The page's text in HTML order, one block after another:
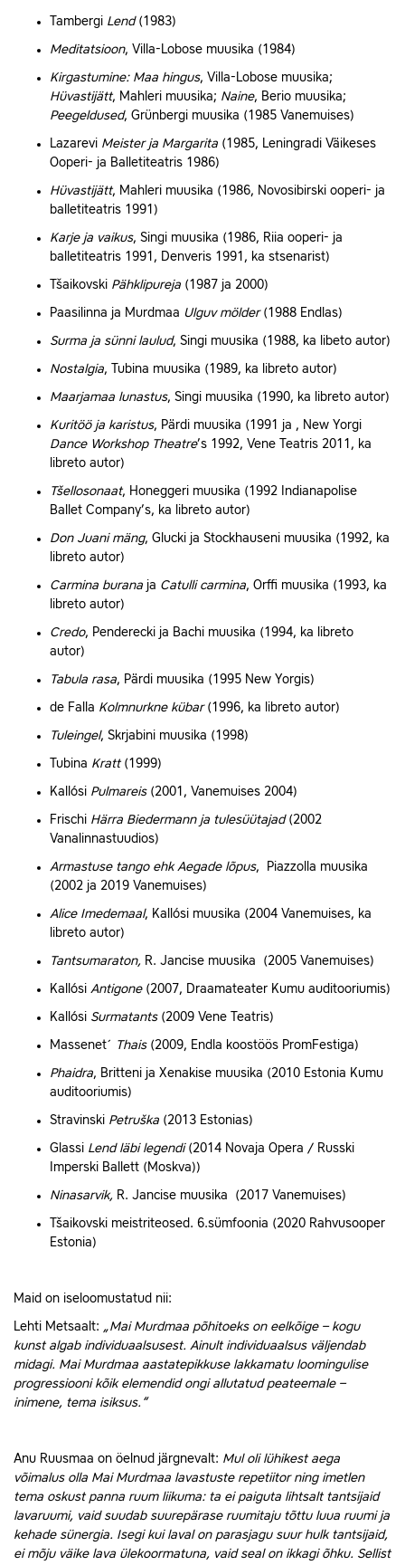
Tambergi Lend(1983)
Meditatsioon, Villa‑Lobose muusika (1984)
Kirgastumine: Maa hingus, Villa‑Lobose muusika;
Hüvastijätt, Mahleri muusika; Naine, Berio muusika;
Peegeldused, Grünbergi muusika (1985 Vanemuises)
Lazarevi Meister ja Margarita (1985, Leningradi Väikeses
Ooperi‑ ja Balletiteatris 1986)
Hüvastijätt, Mahleri muusika (1986, Novosibirski ooperi‑ ja
balletiteatris 1991)
Karje ja vaikus, Singi muusika (1986, Riia ooperi‑ ja
balletiteatris 1991, Denveris 1991, ka stsenarist)
Tšaikovski Pähklipureja (1987 ja 2000)
Paasilinna ja Murdmaa Ulguv mölder(1988 Endlas)
Surma ja sünni laulud, Singi muusika (1988, ka libeto autor)
Nostalgia, Tubina muusika (1989, ka libreto autor)
Maarjamaa lunastus, Singi muusika (1990, ka libreto autor)
Kuritöö ja karistus, Pärdi muusika (1991 ja , New Yorgi
Dance Workshop Theatre’s 1992, Vene Teatris 2011, ka
libreto autor)
Tšellosonaat, Honeggeri muusika (1992 Indianapolise
Ballet Company’s, ka libreto autor)
Don Juani mäng, Glucki ja Stockhauseni muusika (1992, ka
libreto autor)
Carmina burana ja Catulli carmina, Orffi muusika (1993, ka
libreto autor)
Credo, Penderecki ja Bachi muusika (1994, ka libreto
autor)
Tabula rasa, Pärdi muusika (1995 New Yorgis)
de Falla Kolmnurkne kübar(1996, ka libreto autor)
Tuleingel, Skrjabini muusika (1998)
Tubina Kratt (1999)
Kallósi Pulmareis(2001, Vanemuises 2004)
Frischi Härra Biedermann ja tulesüütajad(2002
Vanalinnastuudios)
Armastuse tango ehk Aegade lõpus, Piazzolla muusika
(2002 ja 2019 Vanemuises)
Alice Imedemaal, Kallósi muusika (2004 Vanemuises, ka
libreto autor)
Tantsumaraton, R. Jancise muusika (2005 Vanemuises)
Kallósi Antigone(2007, Draamateater Kumu auditooriumis)
Kallósi Surmatants (2009 Vene Teatris)
Massenet´ Thais (2009, Endla koostöös PromFestiga)
Phaidra, Britteni ja Xenakise muusika (2010 Estonia Kumu
auditooriumis)
Stravinski Petruška (2013 Estonias)
Glassi Lend läbi legendi (2014 Novaja Opera / Russki
Imperski Ballett (Moskva))
Ninasarvik, R. Jancise muusika (2017 Vanemuises)
Tšaikovski meistriteosed. 6.sümfoonia (2020 Rahvusooper
Estonia)
Maid on iseloomustatud nii:
Lehti Metsaalt: „Mai Murdmaa põhitoeks on eelkõige – kogu
kunst algab individuaalsusest. Ainult individuaalsus väljendab
midagi. Mai Murdmaa aastatepikkuse lakkamatu loomingulise
progressiooni kõik elemendid ongi allutatud peateemale –
inimene, tema isiksus.“
Anu Ruusmaa on öelnud järgnevalt: Mul oli lühikest aega
võimalus olla Mai Murdmaa lavastuste repetiitor ning imetlen
tema oskust panna ruum liikuma: ta ei paiguta lihtsalt tantsijaid
lavaruumi, vaid suudab suurepärase ruumitaju tõttu luua ruumi ja
kehade sünergia. Isegi kui laval on parasjagu suur hulk tantsijaid,
ei mõju väike lava ülekoormatuna, vaid seal on ikkagi õhku. Sellist